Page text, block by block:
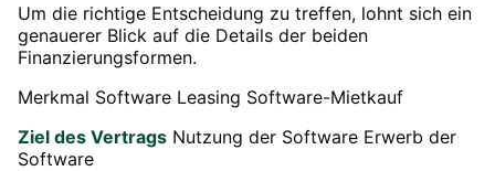
Um die richtige Entscheidung zu treffen, lohnt sich ein
genauerer Blick auf die Details der beiden
Finanzierungsformen.
Merkmal Software Leasing Software-Mietkauf
Ziel des Vertrags Nutzung der Software Erwerb der
Software